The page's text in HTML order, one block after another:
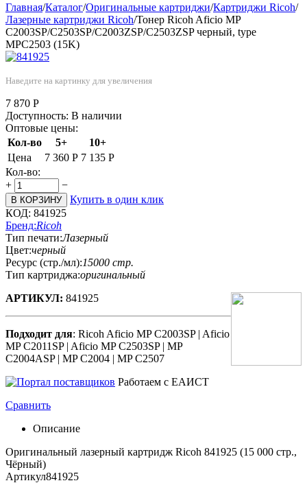
Главная/Каталог/Оригинальные картриджи/Картриджи Ricoh/
Лазерные картриджи Ricoh/Тонер Ricoh Aficio MP
C2003SP/C2503SP/C2003ZSP/C2503ZSP черный, type
MPC2503 (15K)
Наведите на картинку для увеличения
7 870 Р
Доступность: В наличии
Оптовые цены:
Кол-во
5+
10+
Цена
7 360 Р 7 135 Р
Кол-во:
+
−
В КОРЗИНУ
Купить в один клик
КОД: 841925
Бренд:Ricoh
Тип печати:Лазерный
Цвет:черный
Ресурс (стр./мл):15000 стр.
Тип картриджа:оригинальный
АРТИКУЛ: 841925
Подходит для: Ricoh Aficio MP C2003SP | Aficio
MP C2011SP | Aficio MP C2503SP | MP
C2004ASP | MP C2004 | MP C2507
Работаем с ЕАИСТ
Сравнить
Описание
Оригинальный лазерный картридж Ricoh 841925 (15 000 стр.,
Чёрный)
Артикул841925